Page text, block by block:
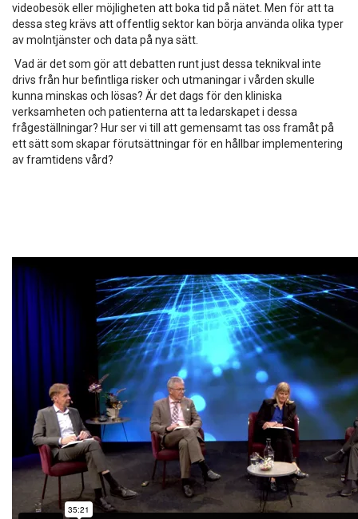
videobesök eller möjligheten att boka tid på nätet. Men för att ta
dessa steg krävs att offentlig sektor kan börja använda olika typer
av molntjänster och data på nya sätt.
Vad är det som gör att debatten runt just dessa teknikval inte
drivs från hur befintliga risker och utmaningar i vården skulle
kunna minskas och lösas? Är det dags för den kliniska
verksamheten och patienterna att ta ledarskapet i dessa
frågeställningar? Hur ser vi till att gemensamt tas oss framåt på
ett sätt som skapar förutsättningar för en hållbar implementering
av framtidens vård?